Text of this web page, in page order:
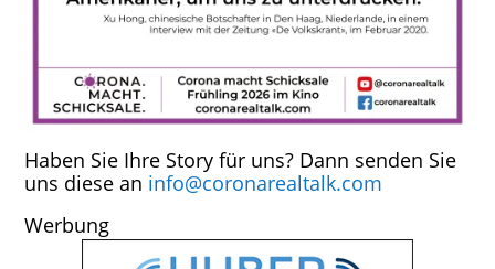
Haben Sie Ihre Story für uns? Dann senden Sie
uns diese an info@coronarealtalk.com
Werbung